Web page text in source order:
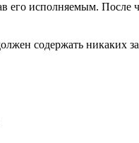
исполняемым. После
содержать никаких